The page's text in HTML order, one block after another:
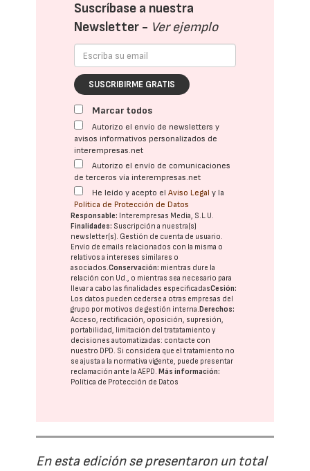
Suscríbase a nuestra
Newsletter - Ver ejemplo
SUSCRIBIRME GRATIS
Marcar todos
Autorizo el envío de newsletters y
avisos informativos personalizados de
interempresas.net
Autorizo el envío de comunicaciones
de terceros vía interempresas.net
He leído y acepto elAviso Legal y la
Política de Protección de Datos
Responsable: Interempresas Media, S.L.U.
Finalidades: Suscripción a nuestra(s)
newsletter(s). Gestión de cuenta de usuario.
Envío de emails relacionados con la misma o
relativos a intereses similares o
asociados.Conservación: mientras dure la
relación con Ud., o mientras sea necesario para
llevar a cabo las finalidades especificadasCesión:
Los datos pueden cederse a otras empresas del
grupo por motivos de gestión interna. Derechos:
Acceso, rectificación, oposición, supresión,
portabilidad, limitación del tratatamiento y
decisiones automatizadas: contacte con
nuestro DPD. Si considera que el tratamiento no
se ajusta a la normativa vigente, puede presentar
reclamación ante laAEPD. Más información:
Política de Protección de Datos
En esta edición se presentaron un total